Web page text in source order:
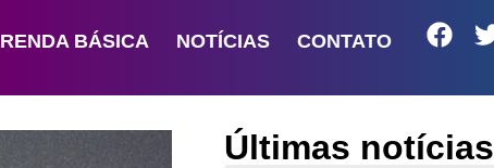
RENDA BÁSICA NOTÍCIAS CONTATO
Últimas notícias